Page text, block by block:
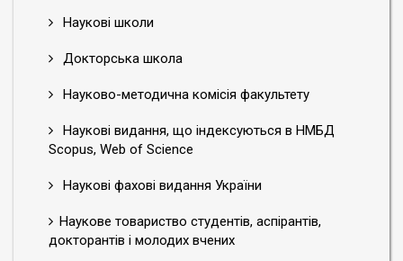
Наукові школи
Докторська школа
Науково-методична комісія факультету
Наукові видання, що індексуються в НМБД
Scopus, Web of Science
Наукові фахові видання України
Наукове товариство студентів, аспірантів,
докторантів і молодих вчених